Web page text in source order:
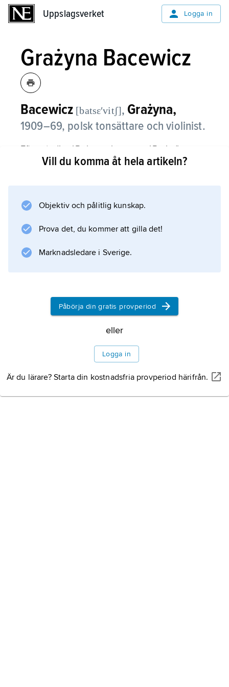
Uppslagsverket Logga in
Grażyna Bacewicz
Bacewicz [batsɛʹvitʃ], Grażyna,
1909–69, polsk tonsättare och violinist.
Efter studier i Polen och senare i Paris (i
komposition för Nadia Boulanger) gjorde hon
endast åt komposition.
Information om artikeln
Vill du komma åt hela artikeln?
Objektiv och pålitlig kunskap.
Prova det, du kommer att gilla det!
Marknadsledare i Sverige.
Påbörja din gratis provperiod
eller
Logga in
Är du lärare? Starta din kostnadsfria provperiod härifrån.